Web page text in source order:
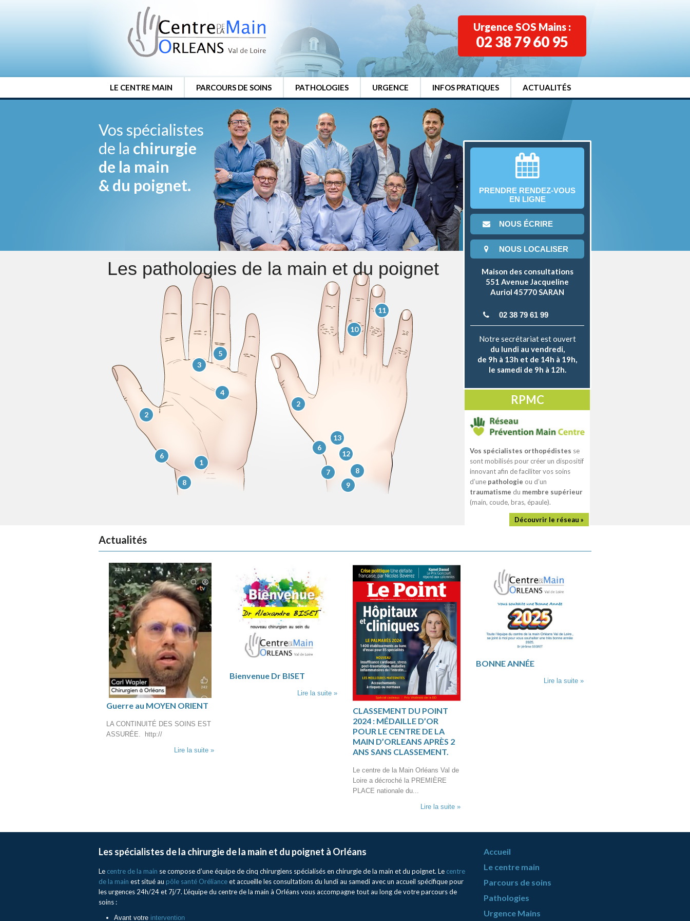
Urgence SOS Mains :
02 38 79 60 95
LE CENTRE MAIN PARCOURS DE SOINS PATHOLOGIES URGENCE INFOS PRATIQUES ACTUALITÉS
Vos spécialistes
de la chirurgie
de la main
& du poignet.
Les pathologies de la main et du poignet
1
2
2
3
4
5
6
6
7
8
8
9
10
11
12
13
PRENDRE RENDEZ-VOUS
EN LIGNE
NOUS ÉCRIRE
NOUS LOCALISER
Maison des consultations
551 Avenue Jacqueline
Auriol 45770 SARAN
02 38 79 61 99
Notre secrétariat est ouvert
du lundi au vendredi,
de 9h à 13h et de 14h à 19h,
le samedi de 9h à 12h.
RPMC
Vos spécialistes orthopédistes se
sont mobilisés pour créer un dispositif
innovant afin de faciliter vos soins
d’une pathologie ou d’un
traumatisme du membre supérieur
(main, coude, bras, épaule).
Découvrir le réseau »
Actualités
Guerre au MOYEN ORIENT
LA CONTINUITÉ DES SOINS EST
ASSURÉE. http://
Lire la suite »
Bienvenue Dr BISET
Lire la suite »
CLASSEMENT DU POINT
2024 : MÉDAILLE D’OR
POUR LE CENTRE DE LA
MAIN D’ORLEANS APRÈS 2
ANS SANS CLASSEMENT.
Le centre de la Main Orléans Val de
Loire a décroché la PREMIÈRE
PLACE nationale du...
Lire la suite »
BONNE ANNÉE
Lire la suite »
Les spécialistes de la chirurgie de la main et du poignet à Orléans
Le centre de la main se compose d’une équipe de cinq chirurgiens spécialisés en chirurgie de la main et du poignet. Le centre
de la main est situé au pôle santé Orélianceet accueille les consultations du lundi au samedi avec un accueil spécifique pour
les urgences 24h/24 et 7j/7. L’équipe du centre de la main à Orléans vous accompagne tout au long de votre parcours de
soins :
Avant votre intervention
Accueil
Le centre main
Parcours de soins
Pathologies
Urgence Mains